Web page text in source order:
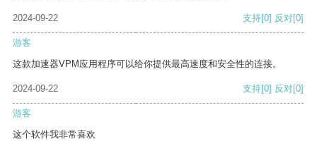
2024-09-22 支持[0] 反对[0]
游客
这款加速器VPM应用程序可以给你提供最高速度和安全性的连接。
2024-09-22 支持[0] 反对[0]
游客
这个软件我非常喜欢